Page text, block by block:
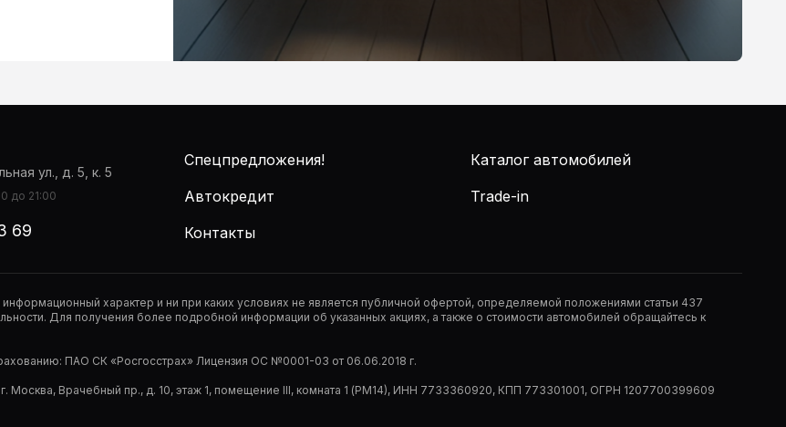
ул., д. 5, к. 5
до 21:00
69
Спецпредложения!
Каталог автомобилей
Автокредит
Trade-in
Контакты
характер и ни при каких условиях не является публичной офертой, определяемой положениями статьи 437
Для получения более подробной информации об указанных акциях, а также о стоимости автомобилей обращайтесь к
ПАО СК «Росгосстрах» Лицензия ОС №0001-03 от 06.06.2018 г.
Москва, Врачебный пр., д. 10, этаж 1, помещение III, комната 1 (РМ14), ИНН 7733360920, КПП 773301001, ОГРН 1207700399609